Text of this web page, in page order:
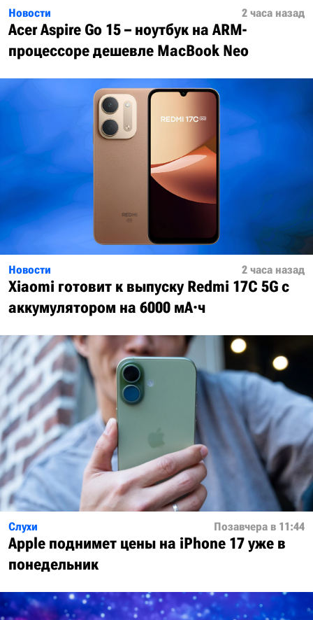
Новости 2 часа назад
Acer Aspire Go 15 – ноутбук на ARM-
процессоре дешевле MacBook Neo
Новости 2 часа назад
Xiaomi готовит к выпуску Redmi 17C 5G с
аккумулятором на 6000 мА·ч
Слухи Позавчера в 11:44
Apple поднимет цены на iPhone 17 уже в
понедельник